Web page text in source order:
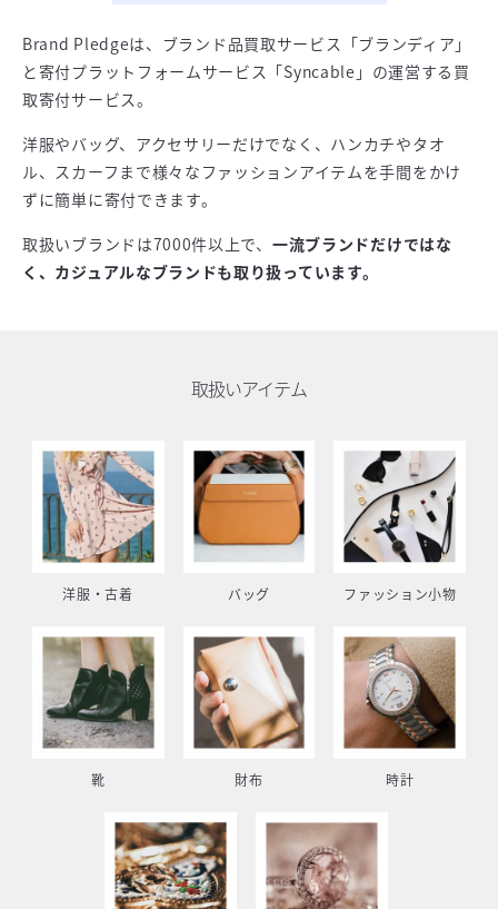
Brand Pledgeは、ブランド品買取サービス「ブランディア」
と寄付プラットフォームサービス「Syncable」の運営する買
取寄付サービス。
洋服やバッグ、アクセサリーだけでなく、ハンカチやタオ
ル、スカーフまで様々なファッションアイテムを手間をかけ
ずに簡単に寄付できます。
取扱いブランドは7000件以上で、 一流ブランドだけではな
く、カジュアルなブランドも取り扱っています。
取扱いアイテム
洋服・古着 バッグ ファッション小物
靴 財布 時計